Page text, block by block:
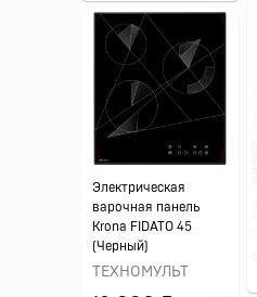
Электрическая
варочная панель
Krona FIDATO 45
(Черный)
ТЕХНОМУЛЬТ